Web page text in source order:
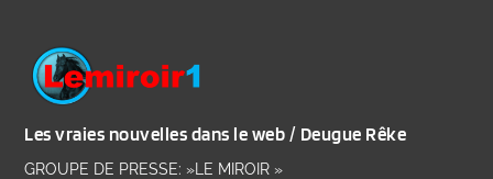
Les vraies nouvelles dans le web / Deugue Rêke
GROUPE DE PRESSE: »LE MIROIR »